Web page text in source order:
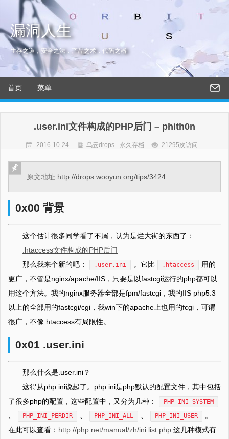
漏洞人生
生存之道，安全之法，产品之术，代码之器
首页 菜单
.user.ini文件构成的PHP后门 – phith0n
2016-10-24 乌云drops - 永久存档 21295次访问
原文地址:http://drops.wooyun.org/tips/3424
0x00 背景
这个估计很多同学看了不屑，认为是烂大街的东西了：
.htaccess文件构成的PHP后门
那么我来个新的吧：
.user.ini 。它比 .htaccess
用的
更广，不管是nginx/apache/IIS，只要是以fastcgi运行的php都可以
用这个方法。我的nginx服务器全部是fpm/fastcgi，我的IIS php5.3
以上的全部用的fastcgi/cgi，我win下的apache上也用的fcgi，可谓
很广，不像.htaccess有局限性。
0x01 .user.ini
那么什么是.user.ini？
这得从php.ini说起了。php.ini是php默认的配置文件，其中包括
了很多php的配置，这些配置中，又分为几种：
PHP_INI_SYSTEM
PHP_INI_PERDIR PHP_INI_ALL PHP_INI_USER
。
在此可以查看： http://php.net/manual/zh/ini.list.php 这几种模式有